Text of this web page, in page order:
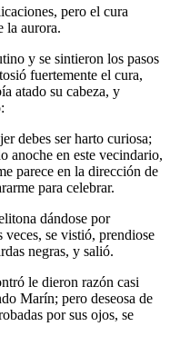
pero el cura
la aurora.
y se sintieron los pasos
fuertemente el cura,
atado su cabeza, y
debes ser harto curiosa;
anoche en este vecindario,
parece en la dirección de
para celebrar.
dándose por
veces, se vistió, prendiose
negras, y salió.
le dieron razón casi
Marín; pero deseosa de
por sus ojos, se